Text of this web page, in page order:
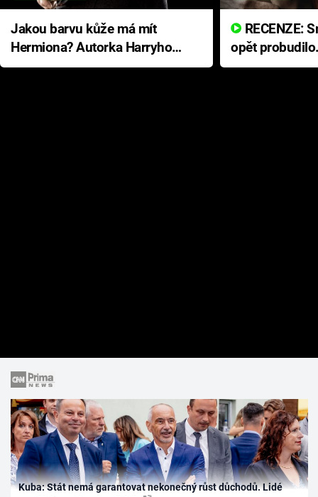
Jakou barvu kůže má mít
Hermiona? Autorka Harryho
Pottera přišla s ráznou
opět
přichází s
Kuba: Stát nemá garantovat nekonečný růst důchodů. Lidé